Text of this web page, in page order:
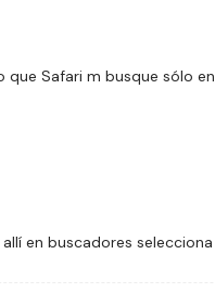
que Safari m busque sólo
en buscadores